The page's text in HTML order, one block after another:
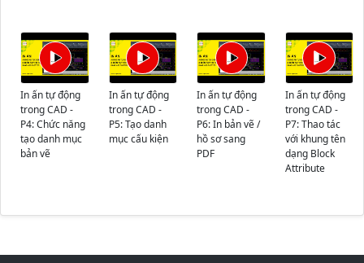
In ấn tự động
trong CAD -
P4: Chức năng
tạo danh mục
bản vẽ
In ấn tự động
trong CAD -
P5: Tạo danh
mục cấu kiện
In ấn tự động
trong CAD -
P6: In bản vẽ /
hồ sơ sang
PDF
In ấn tự động
trong CAD -
P7: Thao tác
với khung tên
dạng Block
Attribute